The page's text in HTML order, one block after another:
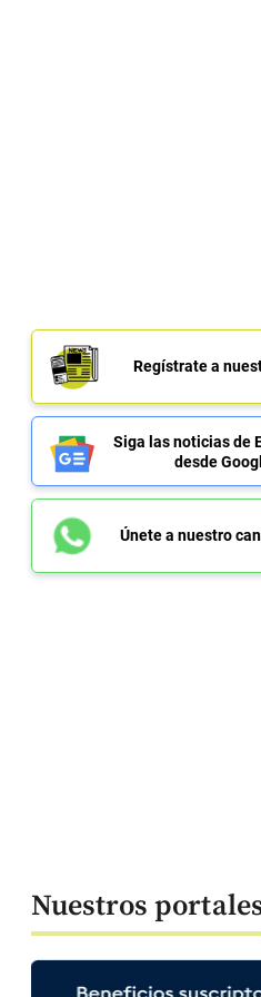
Regístrate a
Siga las noticias de
desde
Únete a nuestro
Nuestros